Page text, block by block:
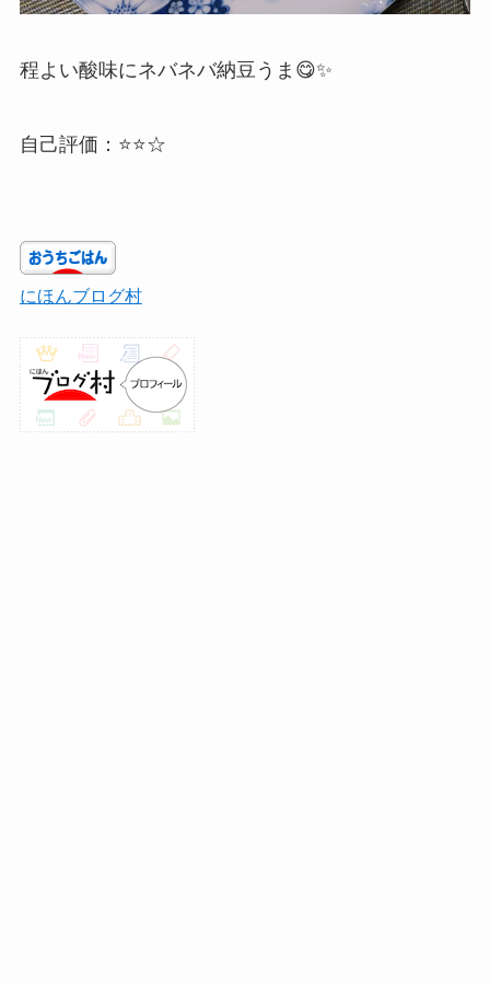
程よい酸味にネバネバ納豆うま😋✨
自己評価：⭐⭐☆
にほんブログ村